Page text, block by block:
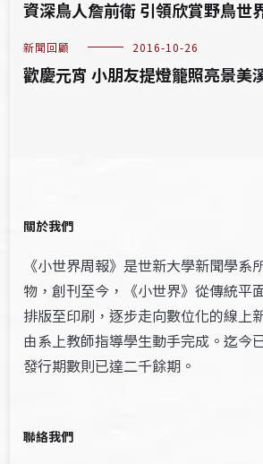
資深鳥人詹前衛 引領欣賞野鳥世
新聞回顧 2016-10-26
歡慶元宵 小朋友提燈籠照亮景美
關於我們
《小世界周報》是世新大學新聞學系
物，創刊至今，《小世界》從傳統平
排版至印刷，逐步走向數位化的線上
由系上教師指導學生動手完成。迄今
發行期數則已達二千餘期。
聯絡我們